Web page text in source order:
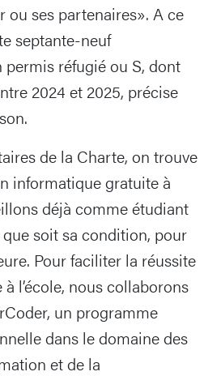
ou ses partenaires». A ce
septante-neuf
réfugié ou S, dont
2024 et 2025, précise
de la Charte, on trouve
informatique gratuite à
déjà comme étudiant
soit sa condition, pour
Pour faciliter la réussite
à l’école, nous collaborons
un programme
dans le domaine des
et de la